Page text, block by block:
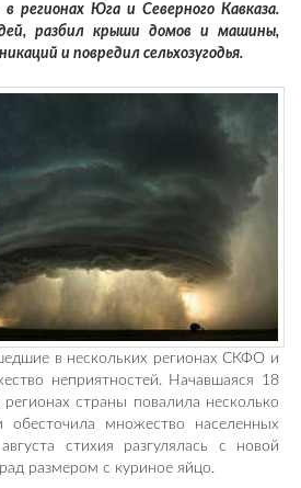
регионах Юга и Северного Кавказа.
разбил крыши домов и машины,
и повредил сельхозугодья.
в нескольких регионах СКФО и
неприятностей. Начавшаяся 18
страны повалила несколько
множество населенных
стихия разгулялась с новой
размером с куриное яйцо.